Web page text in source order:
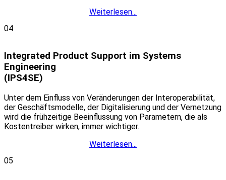
Weiterlesen...
04
Integrated Product Support im Systems
Engineering
(IPS4SE)
Unter dem Einfluss von Veränderungen der Interoperabilität,
der Geschäftsmodelle, der Digitalisierung und der Vernetzung
wird die frühzeitige Beeinflussung von Parametern, die als
Kostentreiber wirken, immer wichtiger.
Weiterlesen...
05